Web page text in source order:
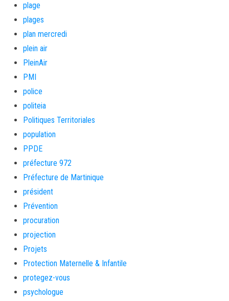
plage
plages
plan mercredi
plein air
PleinAir
PMI
police
politeia
Politiques Territoriales
population
PPDE
préfecture 972
Préfecture de Martinique
président
Prévention
procuration
projection
Projets
Protection Maternelle & Infantile
protegez-vous
psychologue